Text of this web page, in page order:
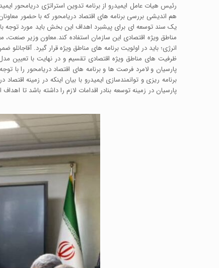
رئیس هیات عامل ایمیدرو از برنامه تدوین استراتژی
هم اندیشی بررسی برنامه های اقتصاد دریامحور که با حضور
یک سند توسعه ای برای پیشبرد اهداف این بخش باید مورد توجه
مناطق ویژه اقتصادی این سازمان استفاده کند.معاون وزیر
انرژی؛ باید در اولویت برنامه های مناطق ویژه قرار گیرد.
ظرفیت های مناطق ویژه اقتصادی تقسیم و در نهایت با تعیین
پارسیان و لامرد فرصت ها و برنامه های اقتصاد دریامحور را با
برنامه ریزی و توانمندسازی ایمیدرو با بیان اینکه در زمینه
پارسیان در زمینه توسعه بنادر اقدامات لازم را داشته باشد تا